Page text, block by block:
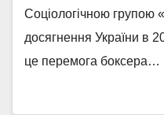
Соціологічною групою
досягнення України в
це перемога боксера…